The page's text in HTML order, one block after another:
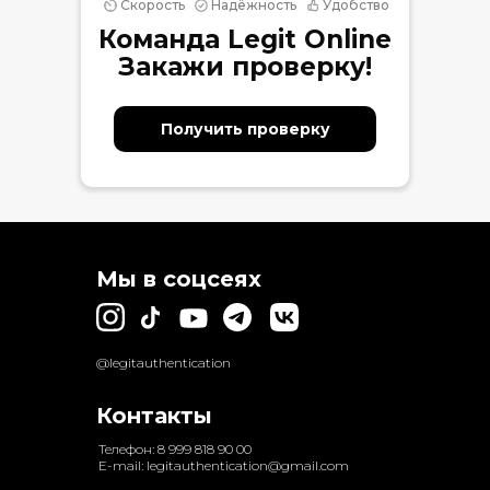
Скорость Надёжность Удобство
Получить проверку
Команда Legit Online
Закажи проверку!
Телефон: 8 999 818 90 00
E-mail: legitauthentication@gmail.com
Контакты
@legitauthentication
Мы в соцсеях